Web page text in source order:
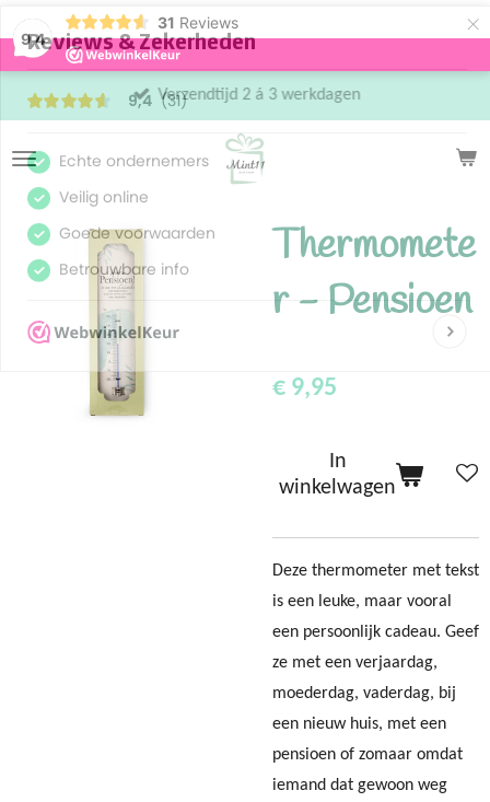
9,4
31 Reviews ×
Verzendtijd 2 á 3 werkdagen
Thermomete
r - Pensioen
€ 9,95
In
winkelwagen
Deze thermometer met tekst
is een leuke, maar vooral
een persoonlijk cadeau. Geef
ze met een verjaardag,
moederdag, vaderdag, bij
een nieuw huis, met een
pensioen of zomaar omdat
iemand dat gewoon weg